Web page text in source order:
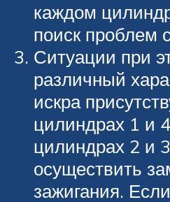
каждом
поиск проблем
Ситуации при
различный
искра
цилиндрах 1 и
цилиндрах 2 и
осуществить
зажигания.